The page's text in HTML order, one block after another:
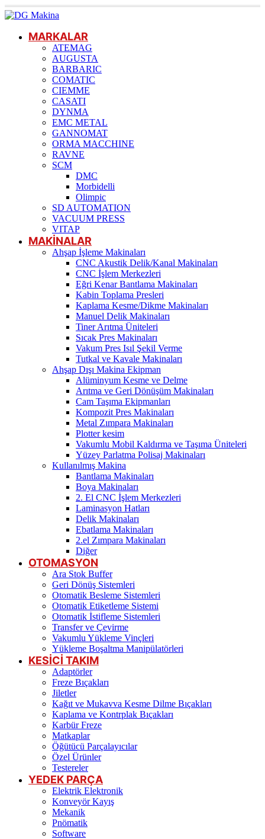
MARKALAR
ATEMAG
AUGUSTA
BARBARIC
COMATIC
CIEMME
CASATI
DYNMA
EMC METAL
GANNOMAT
ORMA MACCHINE
RAVNE
SCM
DMC
Morbidelli
Olimpic
SD AUTOMATION
VACUUM PRESS
VITAP
MAKİNALAR
Ahşap İşleme Makinaları
CNC Akustik Delik/Kanal Makinaları
CNC İşlem Merkezleri
Eğri Kenar Bantlama Makinaları
Kabin Toplama Presleri
Kaplama Kesme/Dikme Makinaları
Manuel Delik Makinaları
Tiner Arıtma Üniteleri
Sıcak Pres Makinaları
Vakum Pres Isıl Şekil Verme
Tutkal ve Kavale Makinaları
Ahşap Dışı Makina Ekipman
Alüminyum Kesme ve Delme
Arıtma ve Geri Dönüşüm Makinaları
Cam Taşıma Ekipmanları
Kompozit Pres Makinaları
Metal Zımpara Makinaları
Plotter kesim
Vakumlu Mobil Kaldırma ve Taşıma Üniteleri
Yüzey Parlatma Polisaj Makinaları
Kullanılmış Makina
Bantlama Makinaları
Boya Makinaları
2. El CNC İşlem Merkezleri
Laminasyon Hatları
Delik Makinaları
Ebatlama Makinaları
2.el Zımpara Makinaları
Diğer
OTOMASYON
Ara Stok Buffer
Geri Dönüş Sistemleri
Otomatik Besleme Sistemleri
Otomatik Etiketleme Sistemi
Otomatik İstifleme Sistemleri
Transfer ve Çevirme
Vakumlu Yükleme Vinçleri
Yükleme Boşaltma Manipülatörleri
KESİCİ TAKIM
Adaptörler
Freze Bıçakları
Jiletler
Kağıt ve Mukavva Kesme Dilme Bıçakları
Kaplama ve Kontrplak Bıçakları
Karbür Freze
Matkaplar
Öğütücü Parçalayıcılar
Özel Ürünler
Testereler
YEDEK PARÇA
Elektrik Elektronik
Konveyör Kayış
Mekanik
Pnömatik
Software